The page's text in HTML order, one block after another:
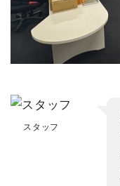
スタッフ